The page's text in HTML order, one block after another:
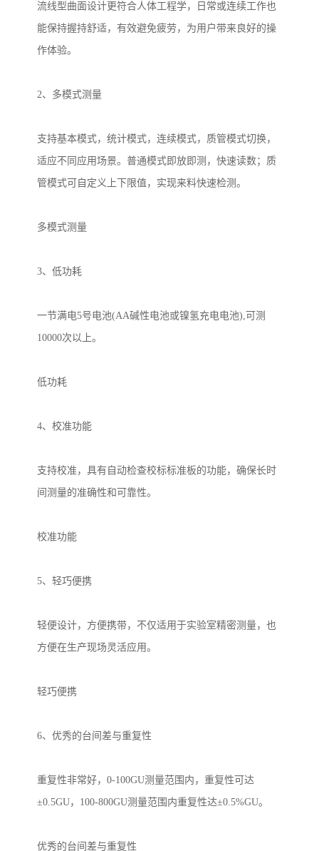
流线型曲面设计更符合人体工程学，日常或连续工作也
能保持握持舒适，有效避免疲劳，为用户带来良好的操
作体验。
2、多模式测量
支持基本模式，统计模式，连续模式，质管模式切换，
适应不同应用场景。普通模式即放即测，快速读数；质
管模式可自定义上下限值，实现来料快速检测。
多模式测量
3、低功耗
一节满电5号电池(AA碱性电池或镍氢充电电池), 可测
10000次以上。
低功耗
4、校准功能
支持校准，具有自动检查校标标准板的功能，确保长时
间 测量的准确性和可靠性。
校准功能
5、轻巧便携
轻便设计，方便携带，不仅适用于实验室精密测量，也
方便在生产现场灵活应用。
轻巧便携
6、优秀的台间差与重复性
重复性非常好， 0-100GU测量范围内，重复性可达
±0.5GU， 100-800GU测量范围内重复性达±0.5%GU。
优秀的台间差与重复性